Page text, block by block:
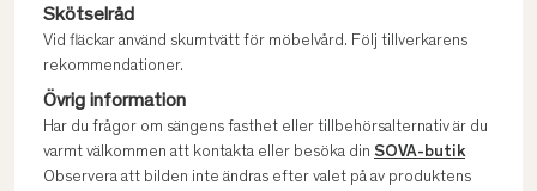
Skötselråd
Vid fläckar använd skumtvätt för möbelvård. Följ tillverkarens
rekommendationer.
Övrig information
Har du frågor om sängens fasthet eller tillbehörsalternativ är du
varmt välkommen att kontakta eller besöka din SOVA-butik
Observera att bilden inte ändras efter valet på av produktens